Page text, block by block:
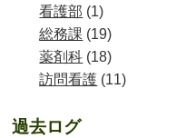
看護部 (1)
総務課 (19)
薬剤科 (18)
訪問看護 (11)
過去ログ